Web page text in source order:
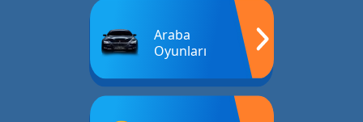
Araba
Oyunları